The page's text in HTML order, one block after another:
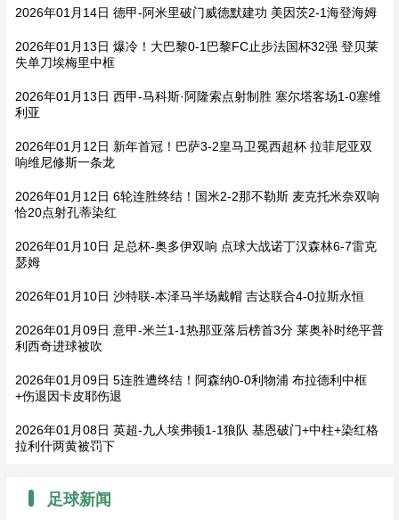
2026年01月14日 德甲-阿米里破门威德默建功 美因茨2-1海登海姆
2026年01月13日 爆冷！大巴黎0-1巴黎FC止步法国杯32强 登贝莱
失单刀埃梅里中框
2026年01月13日 西甲-马科斯·阿隆索点射制胜 塞尔塔客场1-0塞维
利亚
2026年01月12日 新年首冠！巴萨3-2皇马卫冕西超杯 拉菲尼亚双
响维尼修斯一条龙
2026年01月12日 6轮连胜终结！国米2-2那不勒斯 麦克托米奈双响
恰20点射孔蒂染红
2026年01月10日 足总杯-奥多伊双响 点球大战诺丁汉森林6-7雷克
瑟姆
2026年01月10日 沙特联-本泽马半场戴帽 吉达联合4-0拉斯永恒
2026年01月09日 意甲-米兰1-1热那亚落后榜首3分 莱奥补时绝平普
利西奇进球被吹
2026年01月09日 5连胜遭终结！阿森纳0-0利物浦 布拉德利中框
+伤退因卡皮耶伤退
2026年01月08日 英超-九人埃弗顿1-1狼队 基恩破门+中柱+染红格
拉利什两黄被罚下
足球新闻